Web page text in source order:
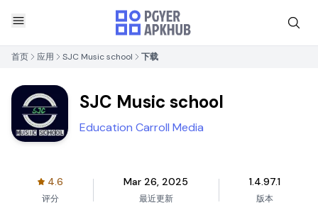
首页 应用 SJC Music school 下载
SJC Music school
Education Carroll Media
4.6
评分
Mar 26, 2025
最近更新
1.4.97.1
版本